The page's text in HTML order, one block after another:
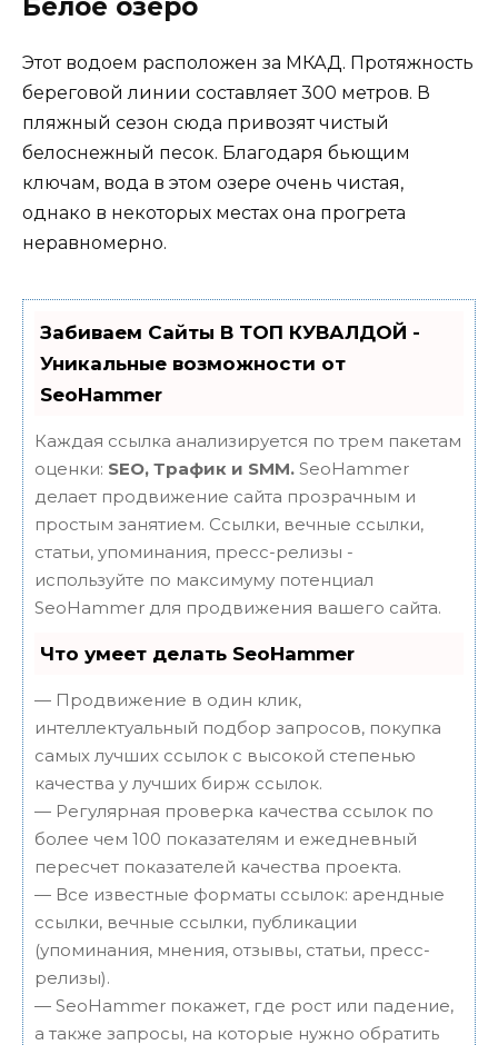
Белое озеро
Этот водоем расположен за МКАД. Протяжность
береговой линии составляет 300 метров. В
пляжный сезон сюда привозят чистый
белоснежный песок. Благодаря бьющим
ключам, вода в этом озере очень чистая,
однако в некоторых местах она прогрета
неравномерно.
Забиваем Сайты В ТОП КУВАЛДОЙ -
Уникальные возможности от
SeoHammer
Каждая ссылка анализируется по трем пакетам
оценки: SEO, Трафик и SMM. SeoHammer
делает продвижение сайта прозрачным и
простым занятием. Ссылки, вечные ссылки,
статьи, упоминания, пресс-релизы -
используйте по максимуму потенциал
SeoHammer для продвижения вашего сайта.
Что умеет делать SeoHammer
— Продвижение в один клик,
интеллектуальный подбор запросов, покупка
самых лучших ссылок с высокой степенью
качества у лучших бирж ссылок.
— Регулярная проверка качества ссылок по
более чем 100 показателям и ежедневный
пересчет показателей качества проекта.
— Все известные форматы ссылок: арендные
ссылки, вечные ссылки, публикации
(упоминания, мнения, отзывы, статьи, пресс-
релизы).
— SeoHammer покажет, где рост или падение,
а также запросы, на которые нужно обратить